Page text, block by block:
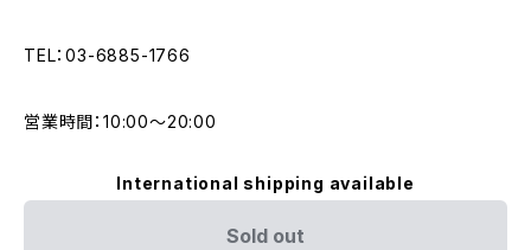
TEL：03-6885-1766
営業時間：10:00〜20:00
International shipping available
Sold out